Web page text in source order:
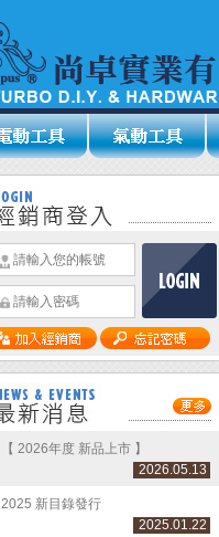
【 2026年度 新品上市 】
2026.05.13
2025 新目錄發行
2025.01.22